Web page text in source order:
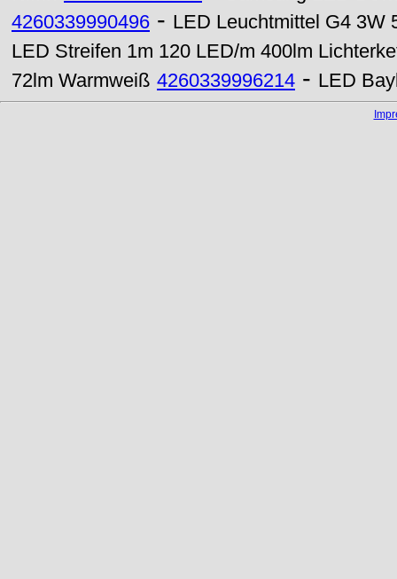
4260339990496 - LED Leuchtmittel G4 3W
LED Streifen 1m 120 LED/m 400lm
72lm Warmweiß 4260339996214 - LED